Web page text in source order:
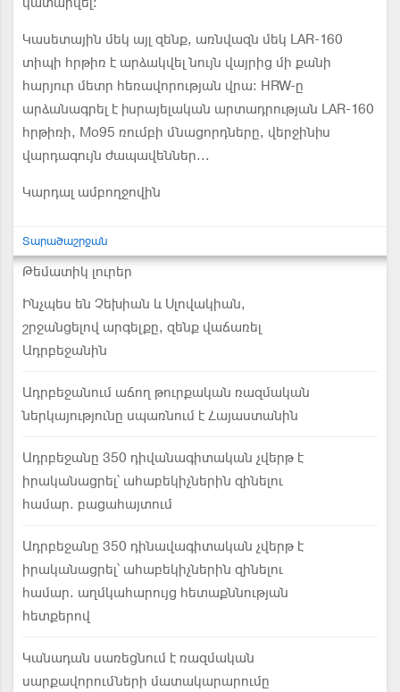
Կասետային մեկ այլ զենք, առնվազն մեկ LAR-160
տիպի հրթիռ է արձակվել նույն վայրից մի քանի
հարյուր մետր հեռավորության վրա։ HRW-ը
արձանագրել է իսրայելական արտադրության LAR-160
հրթիռի, Mo95 ռումբի մնացորդները, վերջինիս
վարդագույն ժապավեններ...
Կարդալ ամբողջովին
Տարածաշրջան
Թեմատիկ լուրեր
Ինչպես են Չեխիան և Սլովակիան,
շրջանցելով արգելքը, զենք վաճառել
Ադրբեջանին
Ադրբեջանում աճող թուրքական ռազմական
ներկայությունը սպառնում է Հայաստանին
Ադրբեջանը 350 դիվանագիտական չվերթ է
իրականացրել՝ ահաբեկիչներին զինելու
համար. բացահայտում
Ադրբեջանը 350 դինավագիտական չվերթ է
իրականացրել՝ ահաբեկիչներին զինելու
համար. աղմկահարույց հետաքննության
հետքերով
Կանադան սառեցնում է ռազմական
սարքավորումների մատակարարումը